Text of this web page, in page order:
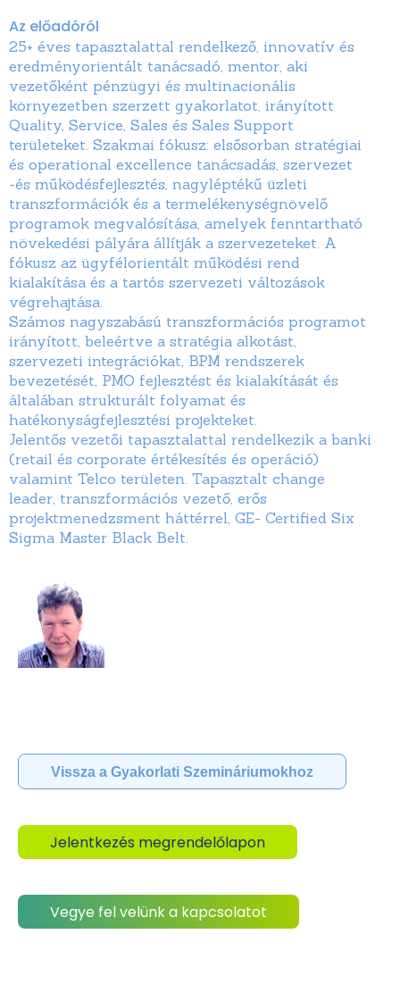
Az előadóról
25+ éves tapasztalattal rendelkező, innovatív és
eredményorientált tanácsadó, mentor, aki
vezetőként pénzügyi és multinacionális
környezetben szerzett gyakorlatot, irányított
Quality, Service, Sales és Sales Support
területeket. Szakmai fókusz: elsősorban stratégiai
és operational excellence tanácsadás, szervezet
-és működésfejlesztés, nagyléptékű üzleti
transzformációk és a termelékenységnövelő
programok megvalósítása, amelyek fenntartható
növekedési pályára állítják a szervezeteket. A
fókusz az ügyfélorientált működési rend
kialakítása és a tartós szervezeti változások
végrehajtása.
Számos nagyszabású transzformációs programot
irányított, beleértve a stratégia alkotást,
szervezeti integrációkat, BPM rendszerek
bevezetését, PMO fejlesztést és kialakítását és
általában strukturált folyamat és
hatékonyságfejlesztési projekteket.
Jelentős vezetői tapasztalattal rendelkezik a banki
(retail és corporate értékesítés és operáció)
valamint Telco területen. Tapasztalt change
leader, transzformációs vezető, erős
projektmenedzsment háttérrel, GE- Certified Six
Sigma Master Black Belt.
Vissza a Gyakorlati Szemináriumokhoz
Jelentkezés megrendelőlapon
Vegye fel velünk a kapcsolatot